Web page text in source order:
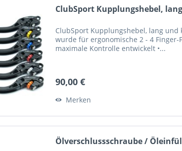
ClubSport Kupplungshebel,
ClubSport Kupplungshebel, lang
wurde für ergonomische 2 - 4
maximale Kontrolle entwickelt •...
90,00 €
Merken
Ölverschlussschraube /